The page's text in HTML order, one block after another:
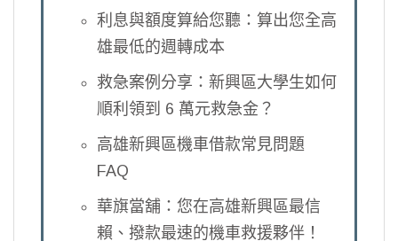
利息與額度算給您聽：算出您全高
雄最低的週轉成本
救急案例分享：新興區大學生如何
順利領到 6 萬元救急金？
高雄新興區機車借款常見問題
FAQ
華旗當舖：您在高雄新興區最信
賴、撥款最速的機車救援夥伴！